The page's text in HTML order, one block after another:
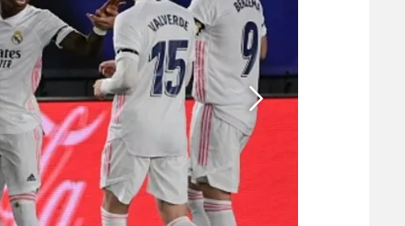
תנאי שימוש
מדיניות פרטיות
תקנון פעילות ספורט 1
רשיון להקרנה פומבית לבית עסק
הצטרפות לחבילת הערוצים
לוח דרושים – ג'ובנט